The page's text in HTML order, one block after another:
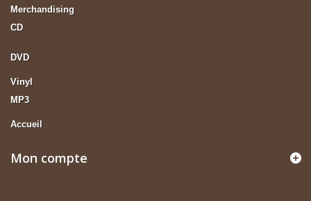
Merchandising
CD
DVD
Vinyl
MP3
Accueil
Mon compte